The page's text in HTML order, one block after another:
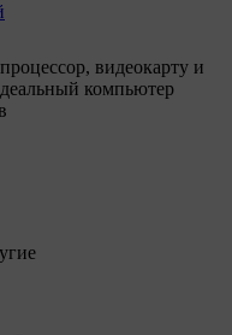
видеокарту и
компьютер